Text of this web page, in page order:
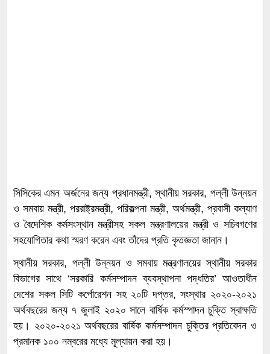
সিসিকের এমন অর্জনের জন্য প্রধানমন্ত্রী, স্থানীয় সরকার, পল্লী উন্নয়ন
ও সমবায় মন্ত্রী, পররাষ্ট্রমন্ত্রী, পরিকল্পনা মন্ত্রী, অর্থমন্ত্রী, প্রবাসী কল্যাণ
ও বৈদেশিক কর্মসংস্থান মন্ত্রীসহ সকল মন্ত্রণালয়ের মন্ত্রী ও সচিবগণের
সহযোগিতার কথা স্মরণ করেন এবং তাঁদের প্রতি কৃতজ্ঞতা জানান।
স্থানীয় সরকার, পল্লী উন্নয়ন ও সমবায় মন্ত্রণালয়ের স্থানীয় সরকার
বিভাগের সাথে ‘সরকারি কর্মসম্পাদন ব্যবস্থাপনা পদ্ধতির’ আওতাধীন
দেশের সকল সিটি কর্পোরেশন সহ ২০টি দপ্তর, সংস্থার ২০২০-২০২১
অর্থবছরের জন্য ৭ জুলাই ২০২০ সালে বার্ষিক কর্মস্পাদন চুক্তি স্বাক্ষতি
হয়। ২০২০-২০২১ অর্থবছরের বার্ষিক কর্মসম্পাদন চুক্তির প্রতিবেদন ও
প্রমানক ১০০ নম্বরের মধ্যে মূল্যায়ন করা হয়।